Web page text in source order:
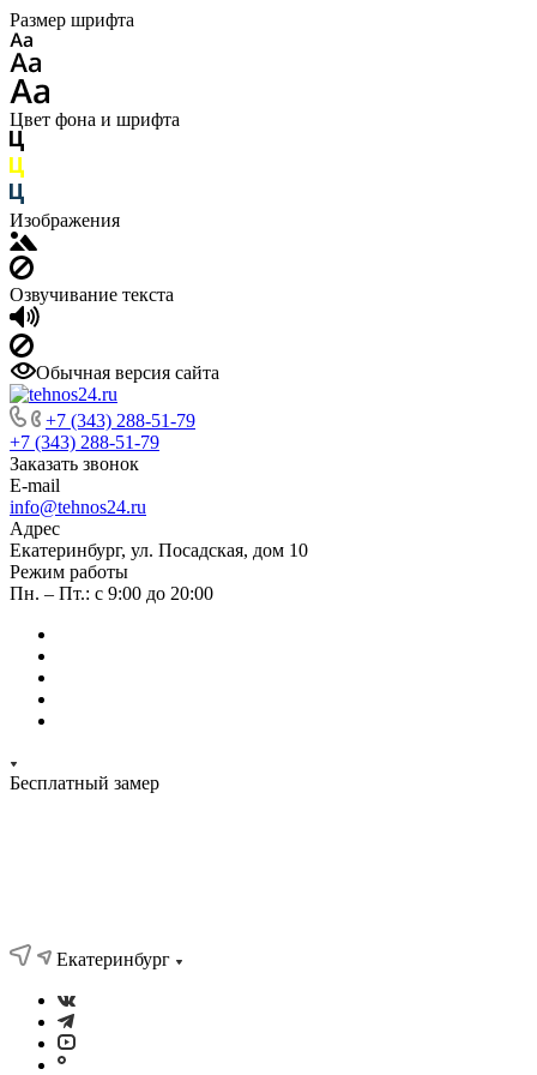
Размер шрифта
Цвет фона и шрифта
Изображения
Озвучивание текста
Обычная версия сайта
+7 (343) 288-51-79
+7 (343) 288-51-79
Заказать звонок
E-mail
info@tehnos24.ru
Адрес
Екатеринбург, ул. Посадская, дом 10
Режим работы
Пн. – Пт.: с 9:00 до 20:00
Бесплатный замер
Екатеринбург